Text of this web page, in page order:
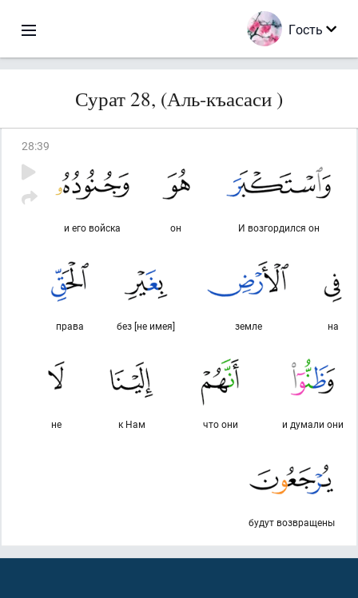
Гость
Сурат 28, (Аль-къасаси )
28:39
И возгордился он
он
и его войска
на
земле
без [не имея]
права
и думали они
что они
к Нам
не
будут возвращены